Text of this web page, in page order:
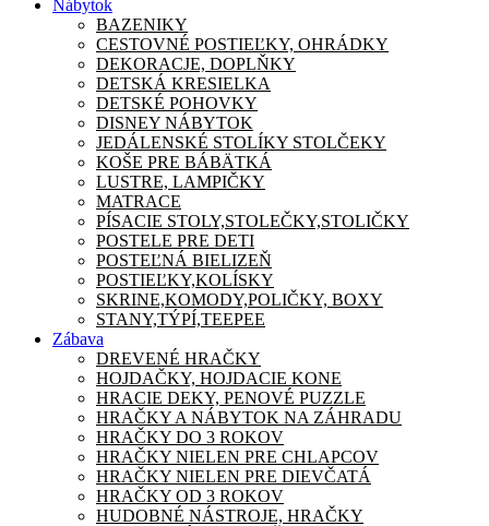
Nábytok
BAZENIKY
CESTOVNÉ POSTIEĽKY, OHRÁDKY
DEKORACJE, DOPLŇKY
DETSKÁ KRESIELKA
DETSKÉ POHOVKY
DISNEY NÁBYTOK
JEDÁLENSKÉ STOLÍKY STOLČEKY
KOŠE PRE BÁBÄTKÁ
LUSTRE, LAMPIČKY
MATRACE
PÍSACIE STOLY,STOLEČKY,STOLIČKY
POSTELE PRE DETI
POSTEĽNÁ BIELIZEŇ
POSTIEĽKY,KOLÍSKY
SKRINE,KOMODY,POLIČKY, BOXY
STANY,TÝPÍ,TEEPEE
Zábava
DREVENÉ HRAČKY
HOJDAČKY, HOJDACIE KONE
HRACIE DEKY, PENOVÉ PUZZLE
HRAČKY A NÁBYTOK NA ZÁHRADU
HRAČKY DO 3 ROKOV
HRAČKY NIELEN PRE CHLAPCOV
HRAČKY NIELEN PRE DIEVČATÁ
HRAČKY OD 3 ROKOV
HUDOBNÉ NÁSTROJE, HRAČKY